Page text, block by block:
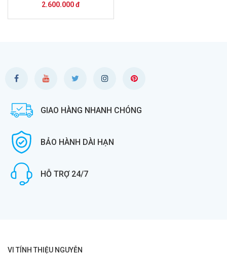
2.600.000 đ
GIAO HÀNG NHANH CHÓNG
BẢO HÀNH DÀI HẠN
HỖ TRỢ 24/7
VI TÍNH THIỆU NGUYỄN